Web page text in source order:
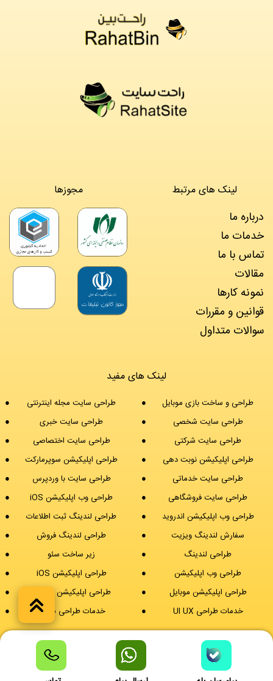
مجوزها لینک های مرتبط
درباره ما
خدمات ما
تماس با ما
مقالات
نمونه کارها
قوانین و مقررات
سوالات متداول
لینک های مفید
طراحی و ساخت بازی موبایل
طراحی سایت مجله اینترنتی
طراحی سایت شخصی
طراحی سایت خبری
طراحی سایت شرکتی
طراحی سایت اختصاصی
طراحی اپلیکیشن نوبت دهی
طراحی اپلیکیشن سوپرمارکت
طراحی سایت خدماتی
طراحی سایت با وردپرس
طراحی سایت فروشگاهی
طراحی وب اپلیکیشن iOS
طراحی وب اپلیکیشن اندروید
طراحی لندینگ ثبت اطلاعات
سفارش لندینگ ویزیت
طراحی لندینگ فروش
طراحی لندینگ
زیر ساخت سئو
طراحی وب اپلیکیشن
طراحی اپلیکیشن iOS
طراحی اپلیکیشن موبایل
طراحی اپلیکیشن اندروید
خدمات طراحی UI UX
خدمات طراحی سایت